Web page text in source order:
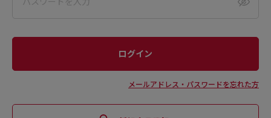
メールアドレス・パスワードを忘れた方